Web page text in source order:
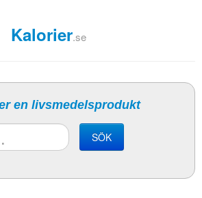
Kalorier.se
en livsmedelsprodukt
SÖK